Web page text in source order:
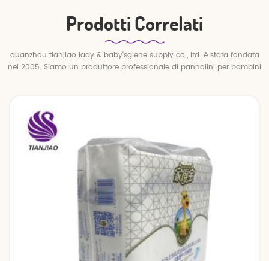
Prodotti Correlati
quanzhou tianjiao lady & baby'sgiene supply co., ltd. è stata fondata
nel 2005. Siamo un produttore professionale di pannolini per bambini